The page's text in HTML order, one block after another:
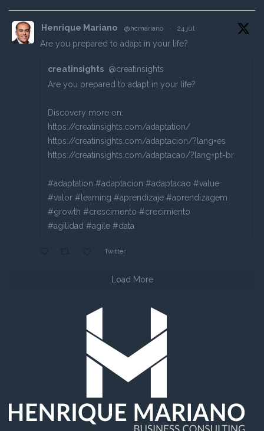
Henrique Mariano @hcmariano · 24 jul
Are you prepared to adapt in your life?
creatinsights @creatinsights
Are you prepared to adapt in your life?
Discovery more on:
https://creatinsights.com/adaptation/
https://creatinsights.com/adaptacion/?lang=es
https://creatinsights.com/adaptacao/?lang=pt-br
#adaptation #adaptacion #adaptacao #value
#valor #learning #aprendizaje #aprendizagem
#growth #crescimento #crecimiento
#agilidad #agile #data
Twitter
Load More